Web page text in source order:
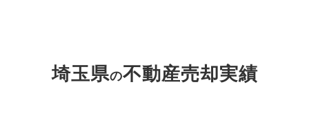
埼玉県の不動産売却実績